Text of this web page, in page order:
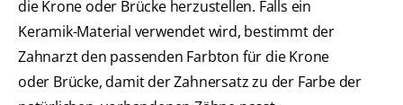
die Krone oder Brücke herzustellen. Falls ein
Keramik-Material verwendet wird, bestimmt der
Zahnarzt den passenden Farbton für die Krone
oder Brücke, damit der Zahnersatz zu der Farbe der